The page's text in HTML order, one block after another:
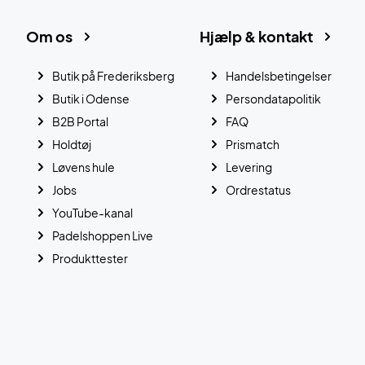
Hjælp & kontakt
Handelsbetingelser
Persondatapolitik
FAQ
Prismatch
Levering
Ordrestatus
Om os
Butik på Frederiksberg
Butik i Odense
B2B Portal
Holdtøj
Løvens hule
Jobs
YouTube-kanal
Padelshoppen Live
Produkttester